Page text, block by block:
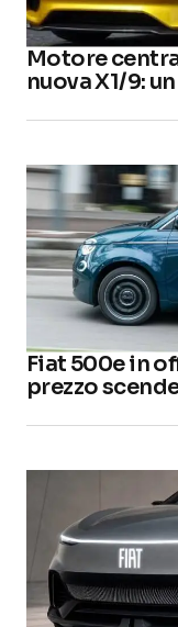
Motore
nuova X1/9:
Fiat 500e in
prezzo